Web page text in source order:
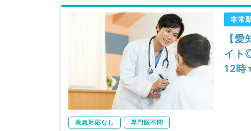
非常
【
イト
12時
救急対応なし 専門医不問